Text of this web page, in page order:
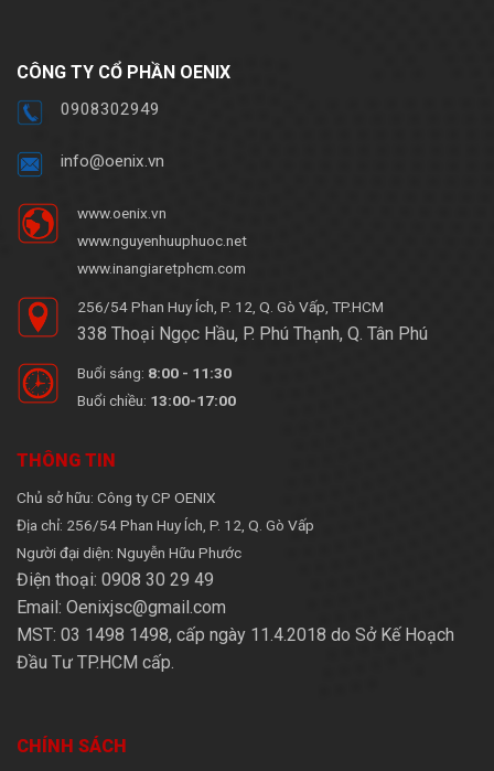
CÔNG TY CỔ PHẦN OENIX
0908302949
info@oenix.vn
www.oenix.vn
www.nguyenhuuphuoc.net
www.inangiaretphcm.com
256/54 Phan Huy Ích, P. 12, Q. Gò Vấp, TP.HCM
338 Thoại Ngọc Hầu, P. Phú Thạnh, Q. Tân Phú
Buổi sáng: 8:00 - 11:30
Buổi chiều: 13:00-17:00
THÔNG TIN
Chủ sở hữu: Công ty CP OENIX
Địa chỉ: 256/54 Phan Huy Ích, P. 12, Q. Gò Vấp
Người đại diện: Nguyễn Hữu Phước
Điện thoại: 0908 30 29 49
Email: Oenixjsc@gmail.com
MST: 03 1498 1498, cấp ngày 11.4.2018 do Sở Kế Hoạch
Đầu Tư TP.HCM cấp.
CHÍNH SÁCH